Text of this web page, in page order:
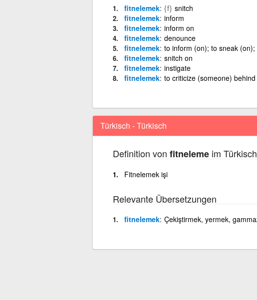
fitnelemek {f} snitch
fitnelemek inform
fitnelemek inform on
fitnelemek denounce
fitnelemek to inform (on); to sneak
fitnelemek snitch on
fitnelemek instigate
fitnelemek to criticize (someone)
Türkisch - Türkisch
Definition von fitnelemeim
Fitnelemek işi
Relevante Übersetzungen
fitnelemek Çekiştirmek, yermek,